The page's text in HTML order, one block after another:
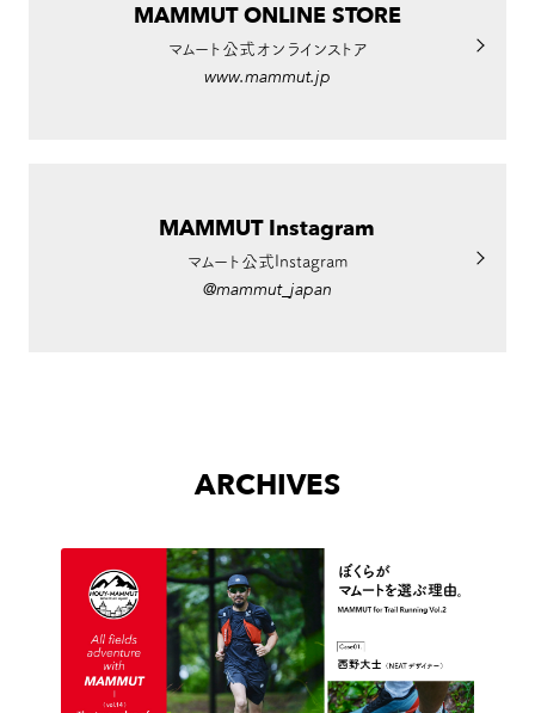
MAMMUT ONLINE STORE
マムート公式オンラインストア
www.mammut.jp
MAMMUT Instagram
マムート公式Instagram
@mammut_japan
ARCHIVES